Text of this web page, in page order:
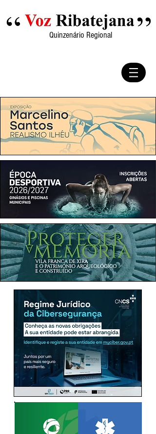
Quinzenário Regional